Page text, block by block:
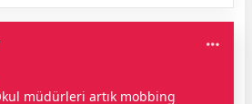
müdürleri artık mobbing